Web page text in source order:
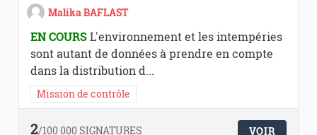
Malika BAFLAST
EN COURSL'environnement et les intempéries
sont autant de données à prendre en compte
dans la distribution d...
Mission de contrôle
2/100 000SIGNATURES VOIR